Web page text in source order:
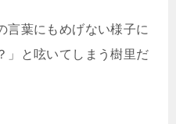
言葉にもめげない様子に
」と呟いてしまう樹里だ